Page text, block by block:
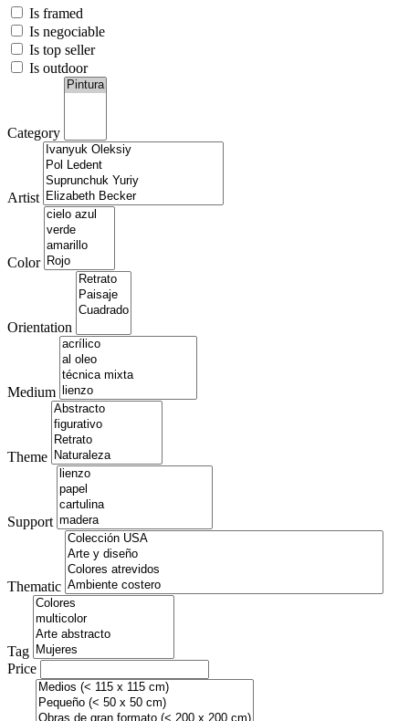
Is framed
Is negociable
Is top seller
Is outdoor
Category
Artist
Color
Orientation
Medium
Theme
Support
Thematic
Tag
Price